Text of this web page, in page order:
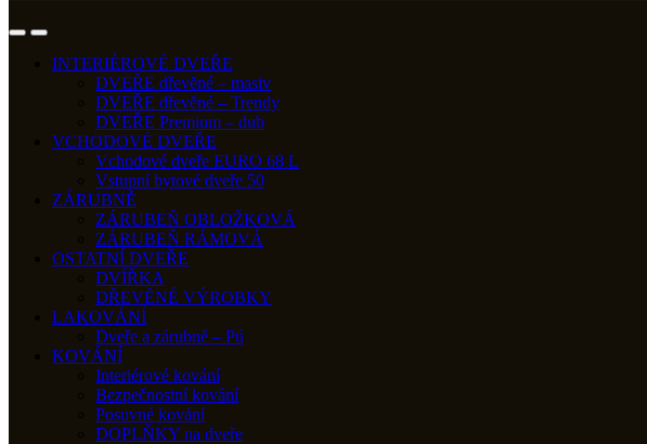
INTERIÉROVÉ DVEŘE
DVEŘE dřevěné – masiv
DVEŘE dřevěné – Trendy
DVEŘE Premium – dub
VCHODOVÉ DVEŘE
Vchodové dveře EURO 68 L
Vstupní bytové dveře 50
ZÁRUBNĚ
ZÁRUBEŇ OBLOŽKOVÁ
ZÁRUBEŇ RÁMOVÁ
OSTATNÍ DVEŘE
DVÍŘKA
DŘEVĚNÉ VÝROBKY
LAKOVÁNÍ
Dveře a zárubně – Pú
KOVÁNÍ
Interiérové kování
Bezpečnostní kování
Posuvné kování
DOPLŇKY na dveře